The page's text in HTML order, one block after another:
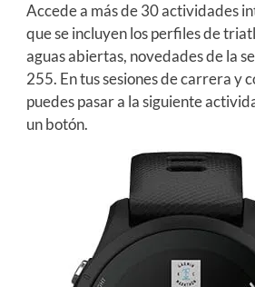
Accede a más de 30 actividades
que se incluyen los perfiles de
aguas abiertas, novedades de la
255. En tus sesiones de carrera y
puedes pasar a la siguiente
un botón.